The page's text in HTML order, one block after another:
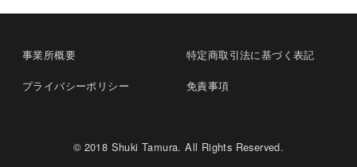
事業所概要 特定商取引法に基づく表記
プライバシーポリシー 免責事項
© 2018 Shuki Tamura. All Rights Reserved.